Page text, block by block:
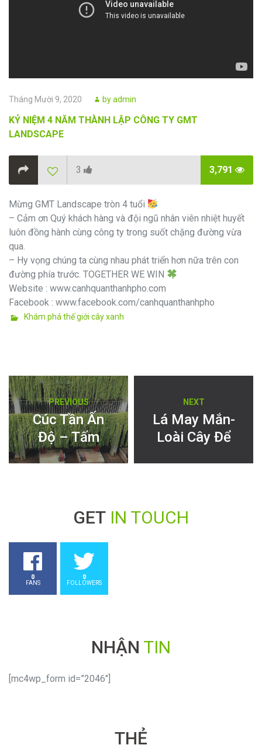
Posted
on
Tháng Mười 9, 2020 Author
byadmin
KỶ NIỆM 4 NĂM THÀNH LẬP CÔNG TY GMT
LANDSCAPE
3 3,791
Mừng GMT Landscape tròn 4 tuổi
– Cảm ơn Quý khách hàng và đội ngũ nhân viên nhiệt huyết
luôn đồng hành cùng công ty trong suốt chặng đường vừa
qua.
– Hy vọng chúng ta cùng nhau phát triển hơn nữa trên con
đường phía trước. TOGETHER WE WIN
Website : www.canhquanthanhpho.com
Facebook : www.facebook.com/canhquanthanhpho
Categories
Khám phá thế giới cây xanh
Điều
hướng
bài
Previous
post:
PREVIOUS
Cúc Tần Ấn
Độ – Tấm
rèm cho ngôi
post:
NEXT
Lá May Mắn-
Loài Cây Để
GET IN TOUCH
0
FANS
0
FOLLOWERS
NHẬN TIN
[mc4wp_form id=”2046″]
THẺ